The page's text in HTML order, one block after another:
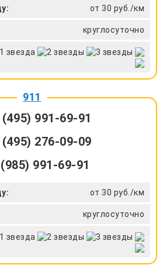
от 30 руб./км
круглосуточно
911
991-69-91
276-09-09
991-69-91
от 30 руб./км
круглосуточно